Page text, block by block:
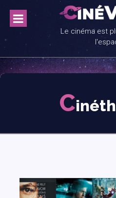
content
Le cinéma est
C